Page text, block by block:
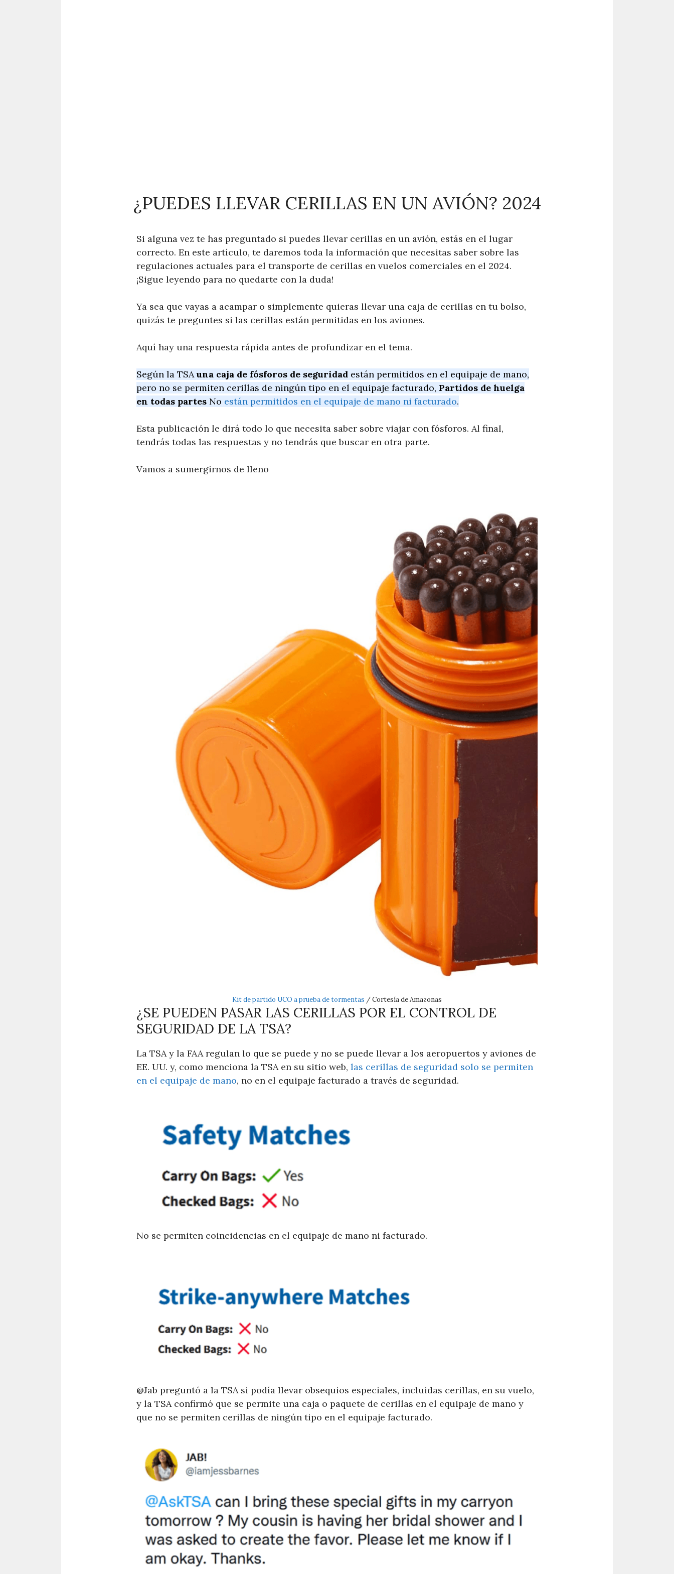
¿PUEDES LLEVAR CERILLAS EN UN AVIÓN? 2024
Si alguna vez te has preguntado si puedes llevar cerillas en un avión, estás en el lugar
correcto. En este artículo, te daremos toda la información que necesitas saber sobre las
regulaciones actuales para el transporte de cerillas en vuelos comerciales en el 2024.
¡Sigue leyendo para no quedarte con la duda!
Ya sea que vayas a acampar o simplemente quieras llevar una caja de cerillas en tu bolso,
quizás te preguntes si las cerillas están permitidas en los aviones.
Aquí hay una respuesta rápida antes de profundizar en el tema.
Según la TSAuna caja de fósforos de seguridad están permitidos en el equipaje de mano,
pero no se permiten cerillas de ningún tipo en el equipaje facturado, Partidos de huelga
en todas partes No están permitidos en el equipaje de mano ni facturado.
Esta publicación le dirá todo lo que necesita saber sobre viajar con fósforos. Al final,
tendrás todas las respuestas y no tendrás que buscar en otra parte.
Vamos a sumergirnos de lleno
Kit de partido UCO a prueba de tormentas / Cortesía de Amazonas
¿SE PUEDEN PASAR LAS CERILLAS POR EL CONTROL DE
SEGURIDAD DE LA TSA?
La TSA y la FAA regulan lo que se puede y no se puede llevar a los aeropuertos y aviones de
EE. UU. y, como menciona la TSA en su sitio web, las cerillas de seguridad solo se permiten
en el equipaje de mano, no en el equipaje facturado a través de seguridad.
No se permiten coincidencias en el equipaje de mano ni facturado.
@Jab preguntó a la TSA si podía llevar obsequios especiales, incluidas cerillas, en su vuelo,
y la TSA confirmó que se permite una caja o paquete de cerillas en el equipaje de mano y
que no se permiten cerillas de ningún tipo en el equipaje facturado.